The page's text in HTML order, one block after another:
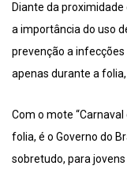
Diante da
a importância do uso
prevenção a
apenas durante a
Com o mote
folia, é o Governo do
sobretudo, para